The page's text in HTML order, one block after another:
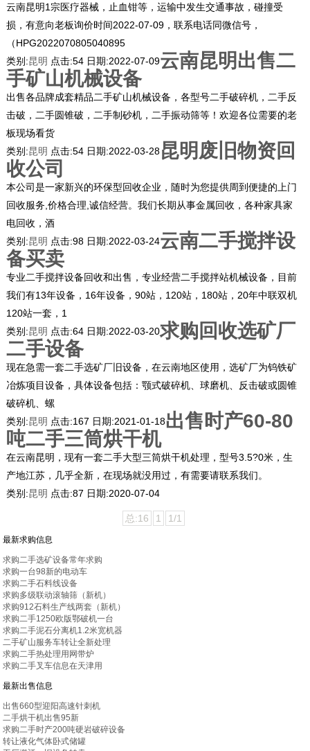
云南昆明1宗医疗器械，止血钳等，运输中发生交通事故，碰撞受
损，有意向老板询价时间2022-07-09，联系电话同微信号，
（HPG2022070805040895
类别:昆明 点击:54 日期:2022-07-09云南昆明出售二
手矿山机械设备
出售各品牌成套精品二手矿山机械设备，各型号二手破碎机，二手反
击破，二手圆锥破，二手制砂机，二手振动筛等！欢迎各位需要的老
板现场看货
类别:昆明 点击:54 日期:2022-03-28昆明废旧物资回
收公司
本公司是一家新兴的环保型回收企业，随时为您提供周到便捷的上门
回收服务,价格合理,诚信经营。我们长期从事金属回收，各种家具家
电回收，酒
类别:昆明 点击:98 日期:2022-03-24云南二手搅拌设
备买卖
专业二手搅拌设备回收和出售，专业经营二手搅拌站机械设备，目前
我们有13年设备，16年设备，90站，120站，180站，20年中联双机
120站一套，1
类别:昆明 点击:64 日期:2022-03-20求购回收选矿厂
二手设备
现在急需一套二手选矿厂旧设备，在云南地区使用，选矿厂为钨铁矿
冶炼项目设备，具体设备包括：颚式破碎机、球磨机、反击破或圆锥
破碎机、螺
类别:昆明 点击:167 日期:2021-01-18出售时产60-80
吨二手三筒烘干机
在云南昆明，现有一套二手大型三筒烘干机处理，型号3.5?0米，生
产地江苏，几乎全新，在现场就没用过，有需要请联系我们。
类别:昆明 点击:87 日期:2020-07-04
总:16 1 1/1
最新求购信息
求购二手选矿设备常年求购
求购一台98新的电动车
求购二手石料线设备
求购多级联动滚轴筛（新机）
求购912石料生产线两套（新机）
求购二手1250欧版鄂破机一台
求购二手泥石分离机1.2米宽机器
二手矿山服务车转让全新处理
求购二手热处理用网带炉
求购二手叉车信息在天津用
最新出售信息
出售660型迎阳高速针刺机
二手烘干机出售95新
求购二手时产200吨硬岩破碎设备
转让液化气体卧式储罐